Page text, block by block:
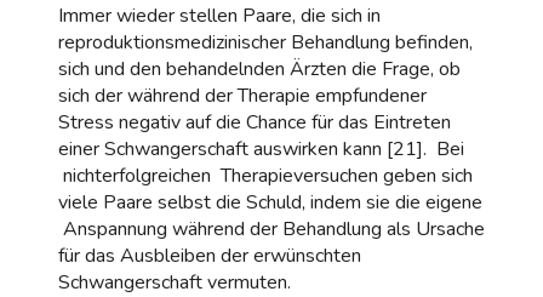
Immer wieder stellen Paare, die sich in
reproduktionsmedizinischer Behandlung befinden,
sich und den behandelnden Ärzten die Frage, ob
sich der während der Therapie empfundener
Stress negativ auf die Chance für das Eintreten
einer Schwangerschaft auswirken kann [21]. Bei
nichterfolgreichen Therapieversuchen geben sich
viele Paare selbst die Schuld, indem sie die eigene
Anspannung während der Behandlung als Ursache
für das Ausbleiben der erwünschten
Schwangerschaft vermuten.